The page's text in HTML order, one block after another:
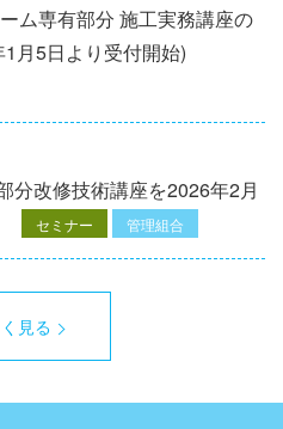
ム専有部分 施工実務講座の
月5日より受付開始)
分改修技術講座を2026年2月
セミナー 管理組合
見る